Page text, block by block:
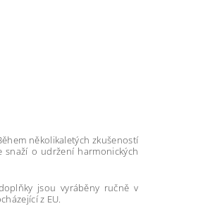
několikaletých zkušeností
o udržení harmonických
jsou vyráběny ručně v
z EU.